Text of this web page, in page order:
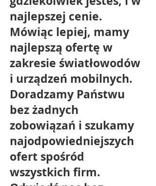
najlepszej cenie.
Mówiąc lepiej, mamy
najlepszą ofertę w
zakresie światłowodów
i urządzeń mobilnych.
Doradzamy Państwu
bez żadnych
zobowiązań i szukamy
najodpowiedniejszych
ofert spośród
wszystkich firm.